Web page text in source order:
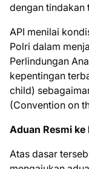
dengan tindakan
API menilai
Polri dalam
Perlindungan
kepentingan
child)
(Convention on
Aduan Resmi
Atas dasar